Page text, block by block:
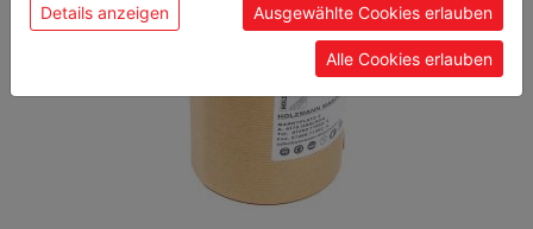
Details anzeigen Ausgewählte Cookies erlauben
Alle Cookies erlauben